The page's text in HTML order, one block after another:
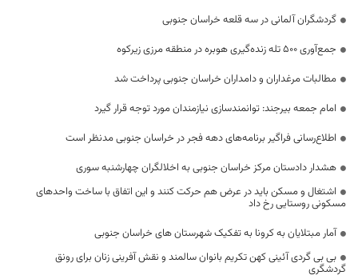
گردشگران آلمانی در سه قلعه خراسان جنوبی
جمع‌آوری ۵۰۰ تله زنده‌گیری هوبره در منطقه مرزی زیرکوه
مطالبات مرغداران و دامداران خراسان جنوبی پرداخت شد
امام جمعه بیرجند: توانمندسازی نیازمندان مورد توجه قرار گیرد
اطلاع‌رسانی فراگیر برنامه‌های دهه فجر در خراسان جنوبی مدنظر است
هشدار دادستان مرکز خراسان جنوبی به اخلالگران چهارشنبه سوری
اشتغال و مسکن باید در عرض هم حرکت کنند و این اتفاق با ساخت واحدهای
مسکونی روستایی رخ داد
آمار مبتلایان به کرونا به تفکیک شهرستان های خراسان جنوبی
بی بی گردی آئینی کهن تکریم بانوان سالمند و نقش آفرینی زنان برای رونق
گردشگری